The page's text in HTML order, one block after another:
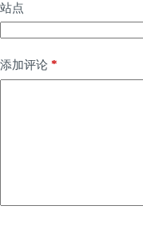
站点
添加评论 *